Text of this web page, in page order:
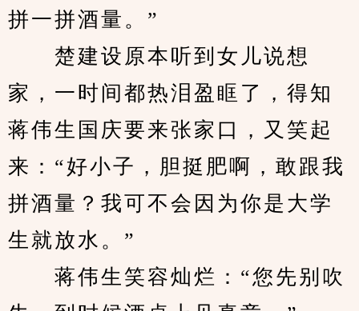
拼一拼酒量。”
楚建设原本听到女儿说想
家，一时间都热泪盈眶了，得知
蒋伟生国庆要来张家口，又笑起
来：“好小子，胆挺肥啊，敢跟我
拼酒量？我可不会因为你是大学
生就放水。”
蒋伟生笑容灿烂：“您先别吹